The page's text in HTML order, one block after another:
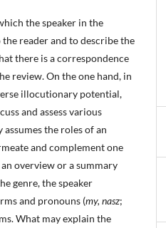
the speaker in the
reader and to describe the
there is a correspondence
review. On the one hand, in
illocutionary potential,
and assess various
the roles of an
and complement one
overview or a summary
genre, the speaker
and pronouns (my, nasz;
What may explain the